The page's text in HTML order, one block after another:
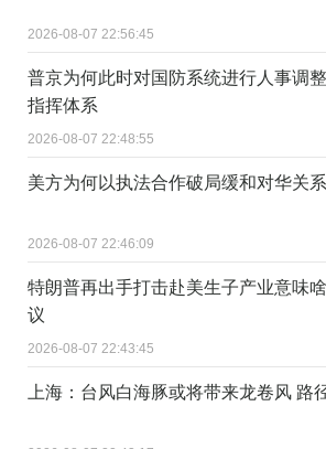
2026-08-07 22:56:45
普京为何此时对国防系统进行人事调
指挥体系
2026-08-07 22:48:55
美方为何以执法合作破局缓和对华关
2026-08-07 22:46:09
特朗普再出手打击赴美生子产业意味
议
2026-08-07 22:43:45
上海：台风白海豚或将带来龙卷风 路